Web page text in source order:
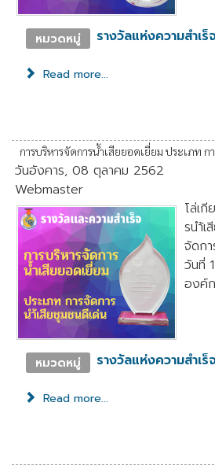
หมวดหมู่ รางวัลแห่งความสำเร็
Read more...
การบริหารจัดการน้ำเสียยอดเยี่ยม ประเภท
วันอังคาร, 08 ตุลาคม 2562
Webmaster
โล่เ
รนำ้เ
จัดก
วันที่
องค์ก
หมวดหมู่ รางวัลแห่งความสำเร็
Read more...